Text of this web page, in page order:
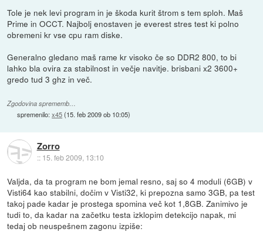
Tole je nek levi program in je škoda kurit štrom s tem sploh. Maš
Prime in OCCT. Najbolj enostaven je everest stres test ki polno
obremeni kr vse cpu ram diske.
Generalno gledano maš rame kr visoko če so DDR2 800, to bi
lahko bla ovira za stabilnost in večje navitje. brisbani x2 3600+
gredo tud 3 ghz in več.
Zgodovina sprememb…
spremenilo:x45(15. feb 2009 ob 10:05)
Zorro
:: 15. feb 2009, 13:10
Valjda, da ta program ne bom jemal resno, saj so 4 moduli (6GB) v
Visti64 kao stabilni, dočim v Visti32, ki prepozna samo 3GB, pa test
takoj pade kadar je prostega spomina več kot 1,8GB. Zanimivo je
tudi to, da kadar na začetku testa izklopim detekcijo napak, mi
tedaj ob neuspešnem zagonu izpiše: